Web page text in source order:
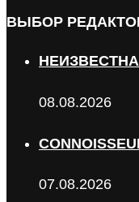
ВЫБОР
08.08.2026
07.08.2026